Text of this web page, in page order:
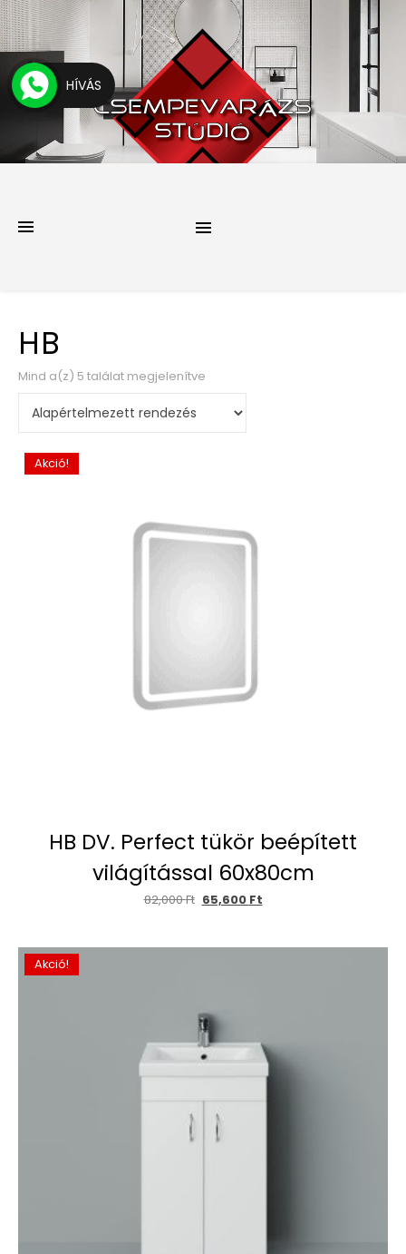
HB
Mind a(z) 5 találat megjelenítve
Akció!
HB DV. Perfect tükör beépített
világítással 60x80cm
82,000Ft 65,600 Ft
Akció!
HÍVÁS